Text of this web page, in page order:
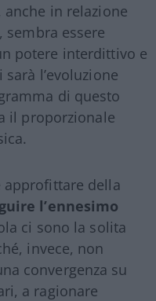
in relazione
sembra essere
potere interdittivo e
l’evoluzione
di questo
il proporzionale
approfittare della
l’ennesimo
ci sono la solita
invece, non
convergenza su
a ragionare